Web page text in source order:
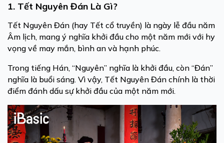
1. Tết Nguyên Đán Là Gì?
Tết Nguyên Đán (hay Tết cổ truyền) là ngày lễ đầu năm
Âm lịch, mang ý nghĩa khởi đầu cho một năm mới với hy
vọng về may mắn, bình an và hạnh phúc.
Trong tiếng Hán, “Nguyên” nghĩa là khởi đầu, còn “Đán”
nghĩa là buổi sáng. Vì vậy, Tết Nguyên Đán chính là thời
điểm đánh dấu sự khởi đầu của một năm mới.